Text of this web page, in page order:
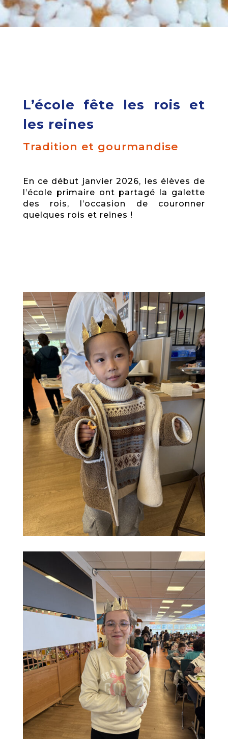
L’école fête les rois et
les reines
Tradition et gourmandise
En ce début janvier 2026, les élèves de
l’école primaire ont partagé la galette
des rois, l’occasion de couronner
quelques rois et reines !